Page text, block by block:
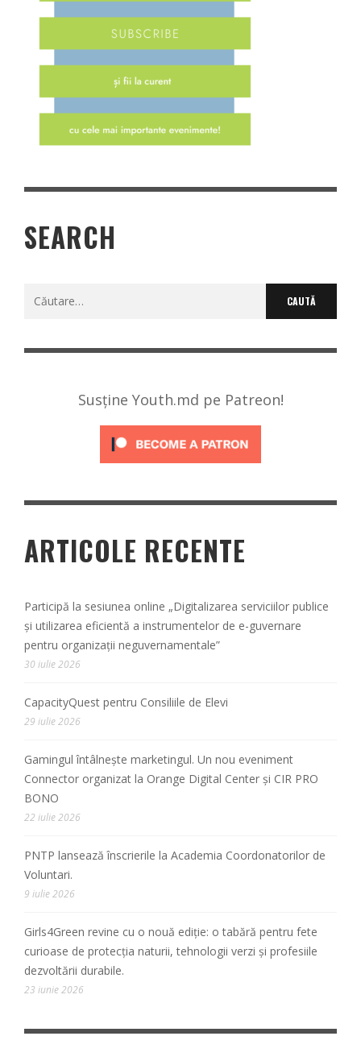
SEARCH
Caută
Susține Youth.md pe Patreon!
ARTICOLE RECENTE
Participă la sesiunea online „Digitalizarea serviciilor publice
și utilizarea eficientă a instrumentelor de e-guvernare
pentru organizații neguvernamentale”
30 iulie 2026
CapacityQuest pentru Consiliile de Elevi
29 iulie 2026
Gamingul întâlnește marketingul. Un nou eveniment
Connector organizat la Orange Digital Center și CIR PRO
BONO
22 iulie 2026
PNTP lansează înscrierile la Academia Coordonatorilor de
Voluntari.
9 iulie 2026
Girls4Green revine cu o nouă ediție: o tabără pentru fete
curioase de protecția naturii, tehnologii verzi și profesiile
dezvoltării durabile.
23 iunie 2026